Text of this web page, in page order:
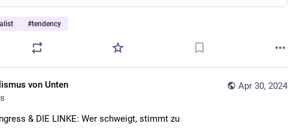
#tendency
Apr 30, 2024
von Unten
& DIE LINKE: Wer schweigt, stimmt zu